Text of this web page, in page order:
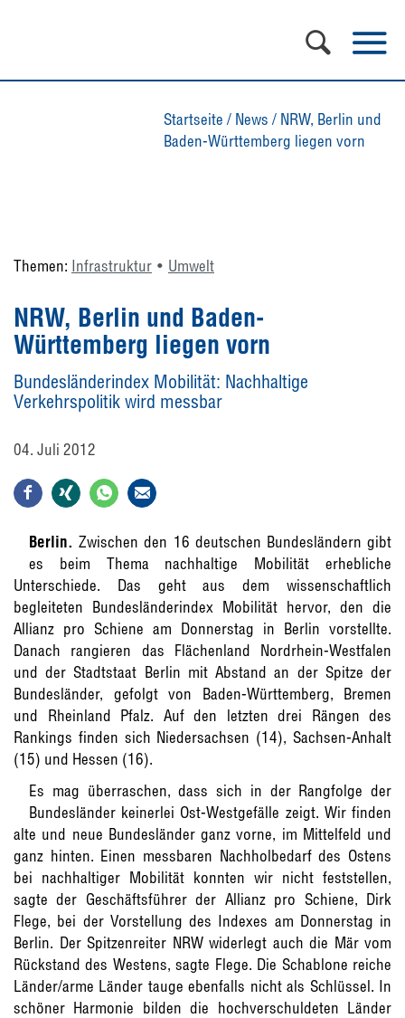
Startseite / News / NRW, Berlin und
Baden-Württemberg liegen vorn
Themen: Infrastruktur Umwelt
NRW, Berlin und Baden-
Württemberg liegen vorn
Bundesländerindex Mobilität: Nachhaltige
Verkehrspolitik wird messbar
04. Juli 2012
Berlin. Zwischen den 16 deutschen Bundesländern gibt
es beim Thema nachhaltige Mobilität erhebliche
Unterschiede. Das geht aus dem wissenschaftlich
begleiteten Bundesländerindex Mobilität hervor, den die
Allianz pro Schiene am Donnerstag in Berlin vorstellte.
Danach rangieren das Flächenland Nordrhein-Westfalen
und der Stadtstaat Berlin mit Abstand an der Spitze der
Bundesländer, gefolgt von Baden-Württemberg, Bremen
und Rheinland Pfalz. Auf den letzten drei Rängen des
Rankings finden sich Niedersachsen (14), Sachsen-Anhalt
(15) und Hessen (16).
Es mag überraschen, dass sich in der Rangfolge der
Bundesländer keinerlei Ost-Westgefälle zeigt. Wir finden
alte und neue Bundesländer ganz vorne, im Mittelfeld und
ganz hinten. Einen messbaren Nachholbedarf des Ostens
bei nachhaltiger Mobilität konnten wir nicht feststellen,
sagte der Geschäftsführer der Allianz pro Schiene, Dirk
Flege, bei der Vorstellung des Indexes am Donnerstag in
Berlin. Der Spitzenreiter NRW widerlegt auch die Mär vom
Rückstand des Westens, sagte Flege. Die Schablone reiche
Länder/arme Länder tauge ebenfalls nicht als Schlüssel. In
schöner Harmonie bilden die hochverschuldeten Länder